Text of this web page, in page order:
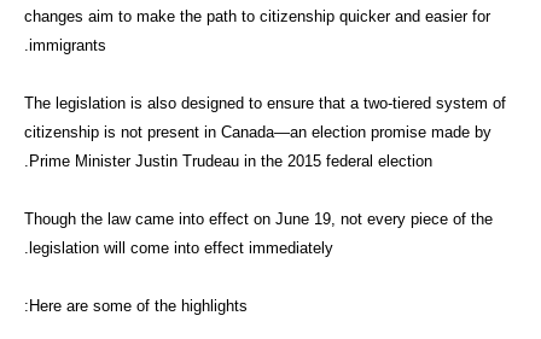
changes aim to make the path to citizenship quicker and easier for
immigrants.
The legislation is also designed to ensure that a two-tiered system of
citizenship is not present in Canada—an election promise made by
Prime Minister Justin Trudeau in the 2015 federal election.
Though the law came into effect on June 19, not every piece of the
legislation will come into effect immediately.
Here are some of the highlights: